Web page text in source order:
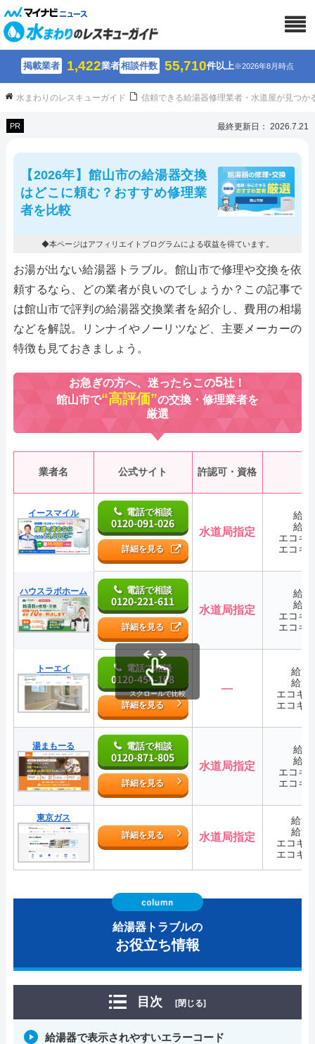
掲載業者 1,422業者相談件数 55,710件以上※2026年8月時点
水まわりのレスキューガイド 信頼できる給湯器修理業者・水道屋が見つか
PR 最終更新日： 2026.7.21
【2026年】館山市の給湯器交換
はどこに頼む？おすすめ修理業
者を比較
◆本ページはアフィリエイトプログラムによる収益を得ています。
お湯が出ない給湯器トラブル。館山市で修理や交換を依
頼するなら、どの業者が良いのでしょうか？この記事で
は館山市で評判の給湯器交換業者を紹介し、費用の相場
などを解説。リンナイやノーリツなど、主要メーカーの
特徴も見ておきましょう。
お急ぎの方へ、迷ったらこの5社！
館山市で“高評価”の交換・修理業者を
厳選
業者名 公式サイト 許認可・資格
イースマイル 電話で相談
0120-091-026
詳細を見る
水道局指定
給
給
エコキ
エコキ
ハウスラボホーム 電話で相談
0120-221-611
詳細を見る
水道局指定
給
給
エコキ
エコキ
トーエイ 電話で相談
0120-454-108
詳細を見る
―
給湯
給湯
エコキ
エコキ
湯まもーる 電話で相談
0120-871-805
詳細を見る
水道局指定
給
給
エコキ
エコキ
東京ガス
詳細を見る
水道局指定
給湯
給湯
エコキ
エコキ
スクロールで比較
給湯器トラブルの
お役立ち情報
目次 [閉じる]
給湯器で表示されやすいエラーコード